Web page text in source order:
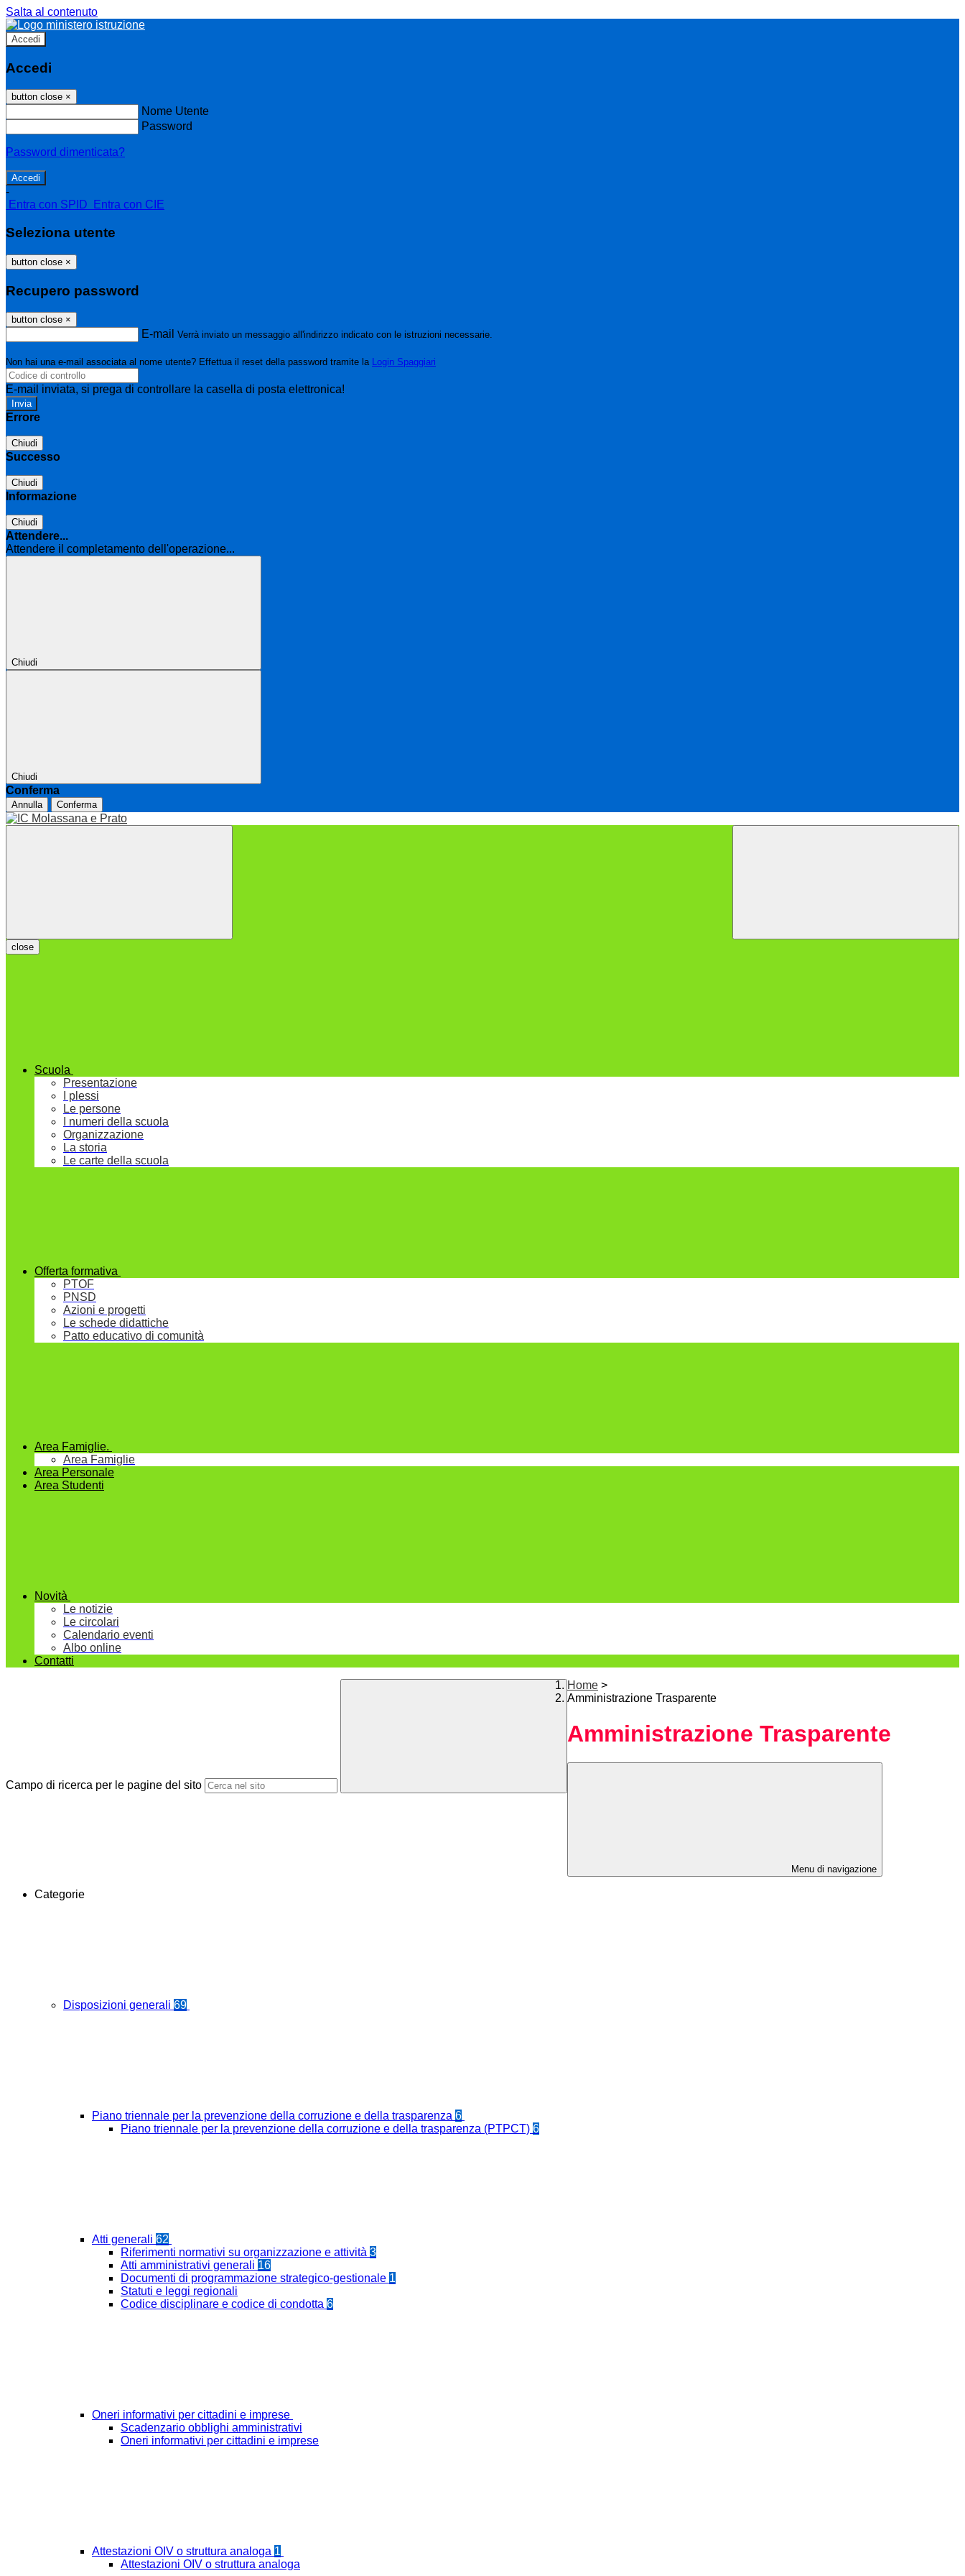
Salta al contenuto
Accedi
Accedi
button close ×
Nome Utente
Password
Password dimenticata?
-
Entra con SPID
Entra con CIE
Seleziona utente
button close ×
Recupero password
button close ×
E-mail Verrà inviato un messaggio all'indirizzo indicato con le istruzioni necessarie.
Non hai una e-mail associata al nome utente? Effettua il reset della password tramite la Login Spaggiari
E-mail inviata, si prega di controllare la casella di posta elettronica!
Errore
Chiudi
Successo
Chiudi
Informazione
Chiudi
Attendere...
Attendere il completamento dell'operazione...
Chiudi
Chiudi
Conferma
Annulla Conferma
close
Scuola
Presentazione
I plessi
Le persone
I numeri della scuola
Organizzazione
La storia
Le carte della scuola
Offerta formativa
PTOF
PNSD
Azioni e progetti
Le schede didattiche
Patto educativo di comunità
Area Famiglie.
Area Famiglie
Area Personale
Area Studenti
Novità
Le notizie
Le circolari
Calendario eventi
Albo online
Contatti
Campo di ricerca per le pagine del sito
Home >
Amministrazione Trasparente
Amministrazione Trasparente
Menu di navigazione
Categorie
Disposizioni generali 69
Piano triennale per la prevenzione della corruzione e della trasparenza 6
Piano triennale per la prevenzione della corruzione e della trasparenza (PTPCT) 6
Atti generali 62
Riferimenti normativi su organizzazione e attività 3
Atti amministrativi generali 16
Documenti di programmazione strategico-gestionale 1
Statuti e leggi regionali
Codice disciplinare e codice di condotta 6
Oneri informativi per cittadini e imprese
Scadenzario obblighi amministrativi
Oneri informativi per cittadini e imprese
Attestazioni OIV o struttura analoga 1
Attestazioni OIV o struttura analoga